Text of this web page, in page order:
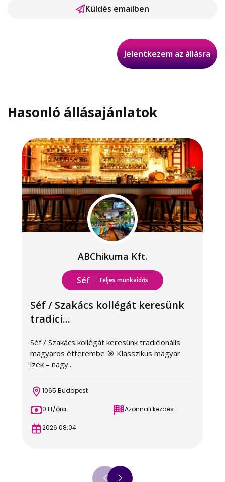
Küldés emailben
Jelentkezem az állásra
Hasonló állásajánlatok
ABChikuma Kft.
Séf Teljes munkaidős
Séf / Szakács kollégát keresünk
tradici...
Séf / Szakács kollégát keresünk tradicionális
magyaros étterembe 🎯 Klasszikus magyar
ízek – nagy...
1065 Budapest
0 Ft/óra Azonnali kezdés
2026.08.04